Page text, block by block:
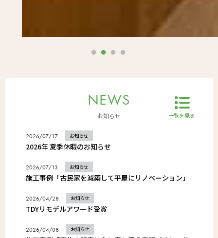
NEWS
お知らせ 一覧を見る
2026/07/17 お知らせ
2026年 夏季休暇のお知らせ
2026/07/13 お知らせ
施工事例「古民家を減築して平屋にリノベーション」
2026/04/28 お知らせ
TDYリモデルアワード受賞
2026/04/08 お知らせ